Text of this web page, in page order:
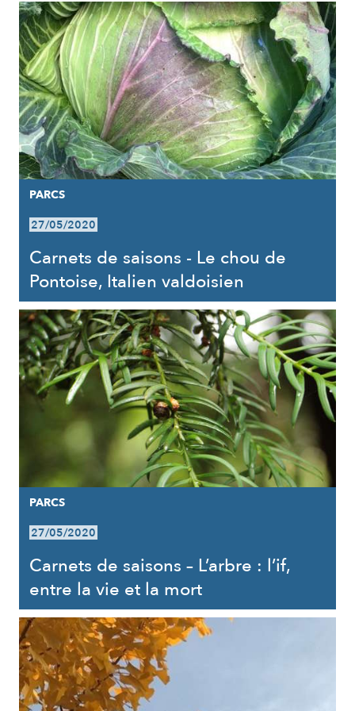
PARCS
27/05/2020
Carnets de saisons - Le chou de
Pontoise, Italien valdoisien
PARCS
27/05/2020
Carnets de saisons – L’arbre : l’if,
entre la vie et la mort